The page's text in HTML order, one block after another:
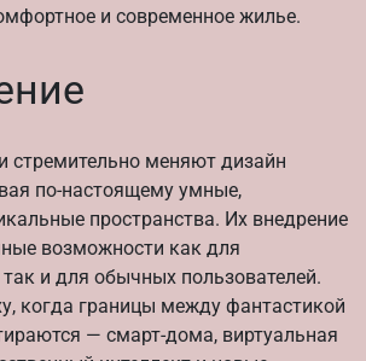
и современное жилье.
стремительно меняют дизайн
по-настоящему умные,
пространства. Их внедрение
возможности как для
и для обычных пользователей.
когда границы между фантастикой
— смарт-дома, виртуальная